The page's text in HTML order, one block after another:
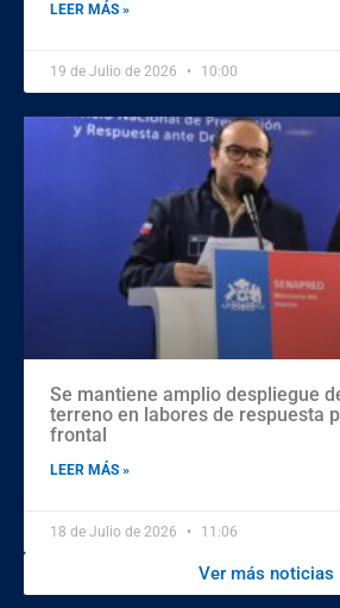
LEER MÁS »
19 de Julio de 2026 10:00
Se mantiene amplio despliegue
terreno en labores de respuesta
frontal
LEER MÁS »
18 de Julio de 2026 11:06
Ver más noticias